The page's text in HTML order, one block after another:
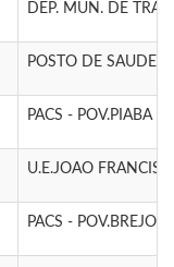
DEP. MUN. DE
POSTO DE SAUDE -
PACS - POV.PIABA
U.E.JOAO
PACS - POV.BREJO